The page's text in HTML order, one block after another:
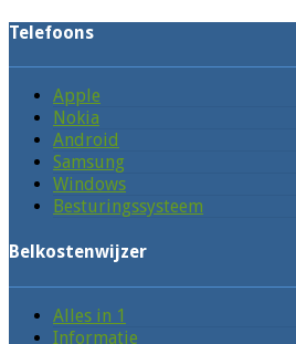
Telefoons
Apple
Nokia
Android
Samsung
Windows
Besturingssysteem
Belkostenwijzer
Alles in 1
Informatie